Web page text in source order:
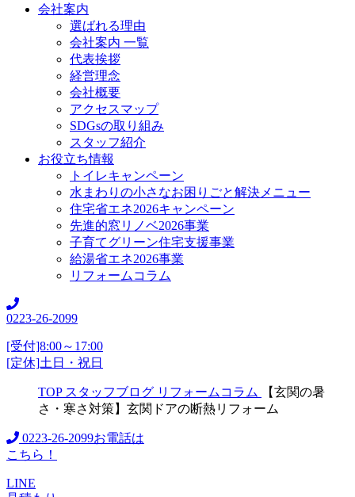
会社案内
選ばれる理由
会社案内 一覧
代表挨拶
経営理念
会社概要
アクセスマップ
SDGsの取り組み
スタッフ紹介
お役立ち情報
トイレキャンペーン
水まわりの小さなお困りごと解決メニュー
住宅省エネ2026キャンペーン
先進的窓リノベ2026事業
子育てグリーン住宅支援事業
給湯省エネ2026事業
リフォームコラム
0223-26-2099
[受付]8:00～17:00
[定休]土日・祝日
TOP スタッフブログ リフォームコラム
【玄関の暑
さ・寒さ対策】玄関ドアの断熱リフォーム
0223-26-2099お電話は
こちら！
LINE